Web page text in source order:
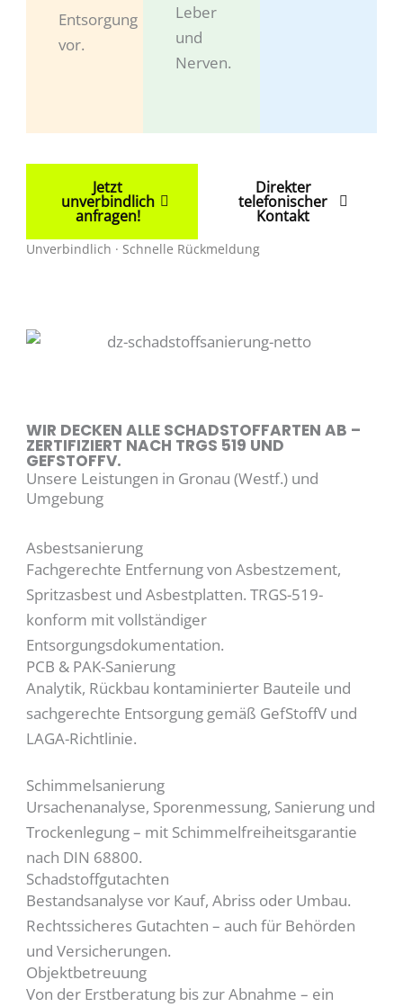
Entsorgung
vor.
Leber
und
Nerven.
Jetzt
unverbindlich
anfragen!
Direkter
telefonischer
Kontakt
Unverbindlich · Schnelle Rückmeldung
WIR DECKEN ALLE SCHADSTOFFARTEN AB –
ZERTIFIZIERT NACH TRGS 519 UND
GEFSTOFFV.
Unsere Leistungen in Gronau (Westf.) und
Umgebung
Asbestsanierung
Fachgerechte Entfernung von Asbestzement,
Spritzasbest und Asbestplatten. TRGS-519-
konform mit vollständiger
Entsorgungsdokumentation.
PCB & PAK-Sanierung
Analytik, Rückbau kontaminierter Bauteile und
sachgerechte Entsorgung gemäß GefStoffV und
LAGA-Richtlinie.
Schimmelsanierung
Ursachenanalyse, Sporenmessung, Sanierung und
Trockenlegung – mit Schimmelfreiheitsgarantie
nach DIN 68800.
Schadstoffgutachten
Bestandsanalyse vor Kauf, Abriss oder Umbau.
Rechtssicheres Gutachten – auch für Behörden
und Versicherungen.
Objektbetreuung
Von der Erstberatung bis zur Abnahme – ein